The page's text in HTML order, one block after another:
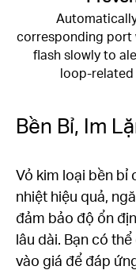
corresponding port
flash slowly to
loop-related
Bền Bỉ, Im
Vỏ kim loại bền bỉ
nhiệt hiệu quả,
đảm bảo độ ổn
lâu dài. Bạn có
vào giá để đáp